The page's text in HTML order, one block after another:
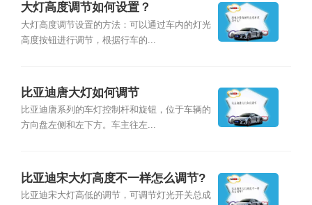
大灯高度调节如何设置？
大灯高度调节设置的方法：可以通过车内的灯光
高度按钮进行调节，根据行车的...
比亚迪唐大灯如何调节
比亚迪唐系列的车灯控制杆和旋钮，位于车辆的
方向盘左侧和左下方。车主往左...
比亚迪宋大灯高度不一样怎么调节?
比亚迪宋大灯高低的调节，可调节灯光开关总成